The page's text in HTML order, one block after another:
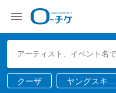
クーザ
ヤングスキニ